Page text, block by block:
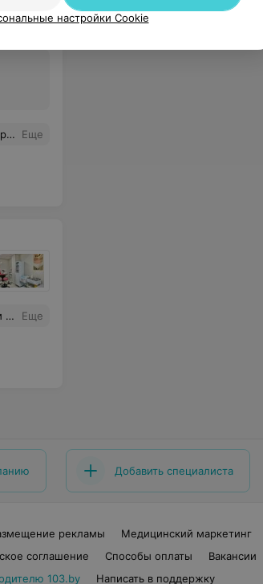
Еще
Еще
Добавить специалиста
рекламы
Медицинский маркетинг
соглашение Способы оплаты
Вакансии
103.by Написать в поддержку
настройки Cookie